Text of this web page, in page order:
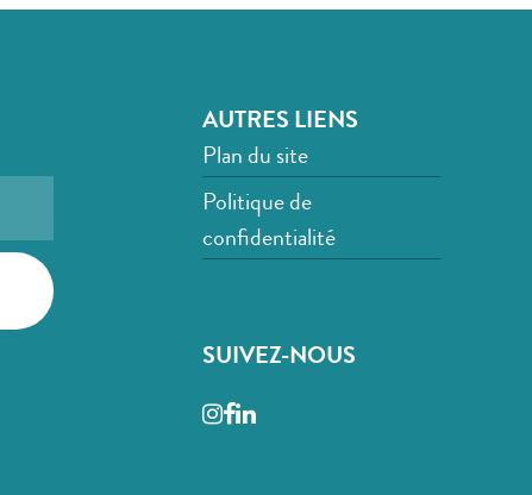
AUTRES LIENS
Plan du site
Politique de
confidentialité
SUIVEZ-NOUS
Instagram
Facebook
LinkedIn